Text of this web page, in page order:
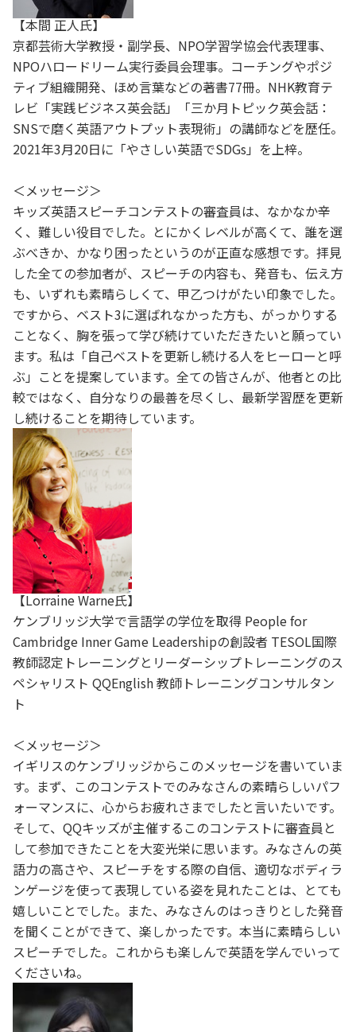
【本間 正人氏】
京都芸術大学教授・副学長、NPO学習学協会代表理事、
NPOハロードリーム実行委員会理事。コーチングやポジ
ティブ組織開発、ほめ言葉などの著書77冊。NHK教育テ
レビ「実践ビジネス英会話」「三か月トピック英会話：
SNSで磨く英語アウトプット表現術」の講師などを歴任。
2021年3月20日に「やさしい英語でSDGs」を上梓。
＜メッセージ＞
キッズ英語スピーチコンテストの審査員は、なかなか辛
く、難しい役目でした。とにかくレベルが高くて、誰を選
ぶべきか、かなり困ったというのが正直な感想です。拝見
した全ての参加者が、スピーチの内容も、発音も、伝え方
も、いずれも素晴らしくて、甲乙つけがたい印象でした。
ですから、ベスト3に選ばれなかった方も、がっかりする
ことなく、胸を張って学び続けていただきたいと願ってい
ます。私は「自己ベストを更新し続ける人をヒーローと呼
ぶ」ことを提案しています。全ての皆さんが、他者との比
較ではなく、自分なりの最善を尽くし、最新学習歴を更新
し続けることを期待しています。
【Lorraine Warne氏】
ケンブリッジ大学で言語学の学位を取得 People for
Cambridge Inner Game Leadershipの創設者 TESOL国際
教師認定トレーニングとリーダーシップトレーニングのス
ペシャリスト QQEnglish 教師トレーニングコンサルタン
ト
＜メッセージ＞
イギリスのケンブリッジからこのメッセージを書いていま
す。まず、このコンテストでのみなさんの素晴らしいパフ
ォーマンスに、心からお疲れさまでしたと言いたいです。
そして、QQキッズが主催するこのコンテストに審査員と
して参加できたことを大変光栄に思います。みなさんの英
語力の高さや、スピーチをする際の自信、適切なボディラ
ンゲージを使って表現している姿を見れたことは、とても
嬉しいことでした。また、みなさんのはっきりとした発音
を聞くことができて、楽しかったです。本当に素晴らしい
スピーチでした。これからも楽しんで英語を学んでいって
くださいね。